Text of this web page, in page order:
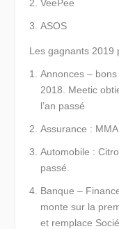
VeePee
ASOS
Les gagnants 2019
Annonces – bons
2018. Meetic
l’an passé
Assurance : MMA
Automobile :
passé.
Banque –
monte sur la
et remplace